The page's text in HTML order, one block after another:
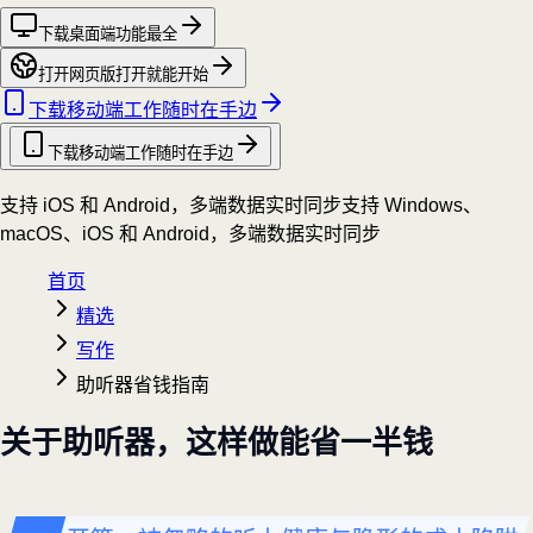
下载桌面端功能最全
打开网页版打开就能开始
下载移动端工作随时在手边
下载移动端工作随时在手边
支持 iOS 和 Android，多端数据实时同步支持 Windows、
macOS、iOS 和 Android，多端数据实时同步
首页
精选
写作
助听器省钱指南
关于助听器，这样做能省一半钱